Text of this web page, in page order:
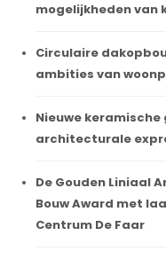
mogelijkheden van
Circulaire
ambities van
Nieuwe
architecturale
De Gouden Liniaal
Bouw Award met
Centrum De Faar